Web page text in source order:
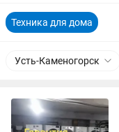
Техника для дома
Усть-Каменогорск